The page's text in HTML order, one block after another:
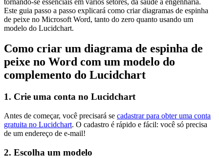
Este guia passo a passo explicará como criar diagramas de espinha
de peixe no Microsoft Word, tanto do zero quanto usando um
modelo do Lucidchart.
Como criar um diagrama de espinha de
peixe no Word com um modelo do
complemento do Lucidchart
1. Crie uma conta no Lucidchart
Antes de começar, você precisará se cadastrar para obter uma conta
gratuita no Lucidchart. O cadastro é rápido e fácil: você só precisa
de um endereço de e-mail!
2. Escolha um modelo